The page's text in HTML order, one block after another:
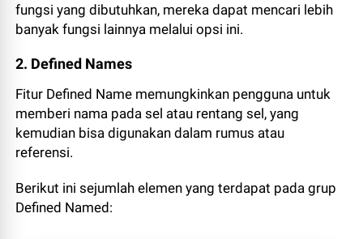
fungsi yang dibutuhkan, mereka dapat mencari lebih
banyak fungsi lainnya melalui opsi ini.
2. Defined Names
Fitur Defined Name memungkinkan pengguna untuk
memberi nama pada sel atau rentang sel, yang
kemudian bisa digunakan dalam rumus atau
referensi.
Berikut ini sejumlah elemen yang terdapat pada grup
Defined Named: